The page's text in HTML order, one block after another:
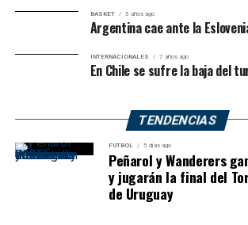
BASKET 5 años ago
Argentina cae ante la
INTERNACIONALES 7 años ago
En Chile se sufre la baja del
TENDENCIAS
FUTBOL 5 días ago
Peñarol y Wanderers
y jugarán la final del
de Uruguay